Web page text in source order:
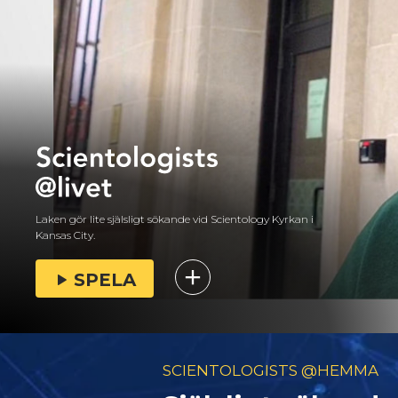
Laken gör lite själsligt sökande vid Scientology Kyrkan i
Kansas City.
SPELA
SCIENTOLOGISTS @HEMMA